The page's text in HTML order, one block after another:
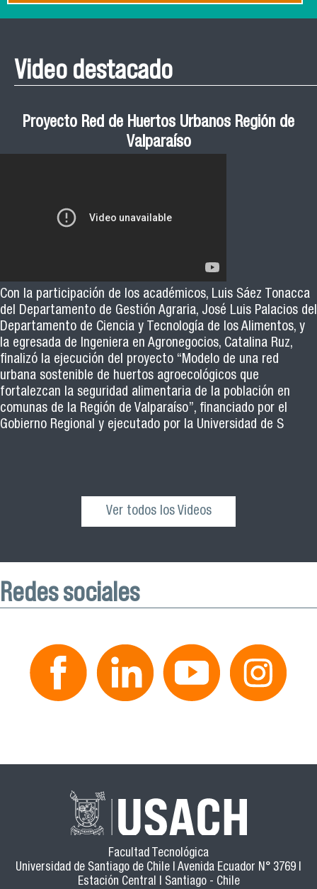
Video destacado
Proyecto Red de Huertos Urbanos Región de
Valparaíso
Con la participación de los académicos, Luis Sáez Tonacca
del Departamento de Gestión Agraria, José Luis Palacios del
Departamento de Ciencia y Tecnología de los Alimentos, y
la egresada de Ingeniera en Agronegocios, Catalina Ruz,
finalizó la ejecución del proyecto “Modelo de una red
urbana sostenible de huertos agroecológicos que
fortalezcan la seguridad alimentaria de la población en
comunas de la Región de Valparaíso”, financiado por el
Gobierno Regional y ejecutado por la Universidad de S
Ver todos los Videos
Redes sociales
Facultad Tecnológica
Universidad de Santiago de Chile | Avenida Ecuador N° 3769 |
Estación Central | Santiago - Chile